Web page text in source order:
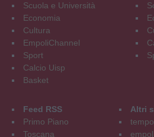
Scuola e Università
Economia
Cultura
EmpoliChannel
Sport
Calcio Uisp
Basket
Feed RSS
Primo Piano
Toscana
Altri